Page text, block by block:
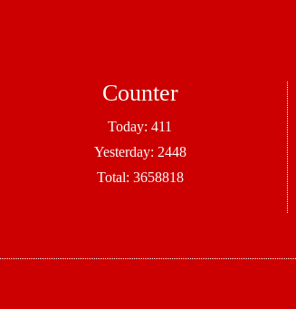
Counter
Today:411
Yesterday: 2448
Total: 3658818